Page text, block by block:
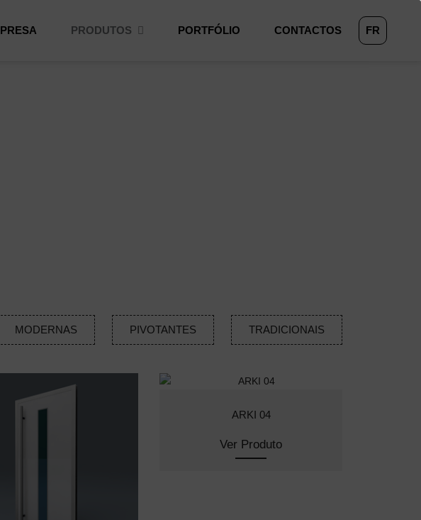
PRODUTOS PORTFÓLIO CONTACTOS FR
MODERNAS PIVOTANTES TRADICIONAIS
ARKI 04
Ver Produto